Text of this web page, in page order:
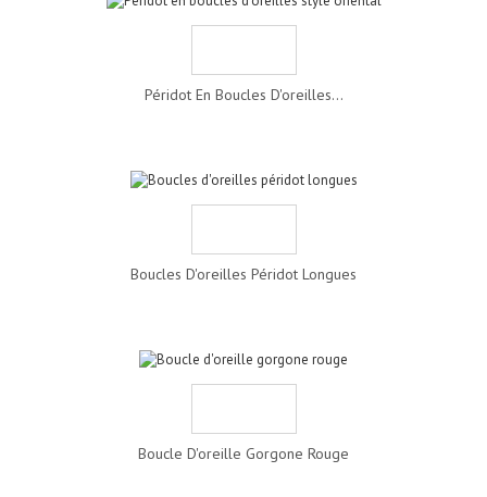
Péridot En Boucles D'oreilles...
Boucles D'oreilles Péridot Longues
Boucle D'oreille Gorgone Rouge